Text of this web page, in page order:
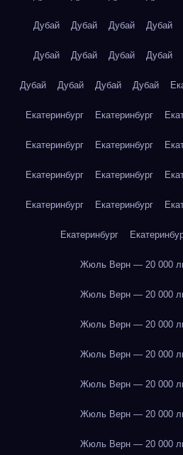
Дубай Дубай Дубай Дубай
Дубай Дубай Дубай Дубай
Дубай Дубай Дубай Дубай
Екатеринбург Екатеринбург
Екатеринбург Екатеринбург
Екатеринбург Екатеринбург
Екатеринбург Екатеринбург
Екатеринбург
Жюль Верн — 20 000
Жюль Верн — 20 000
Жюль Верн — 20 000
Жюль Верн — 20 000
Жюль Верн — 20 000
Жюль Верн — 20 000
Жюль Верн — 20 000